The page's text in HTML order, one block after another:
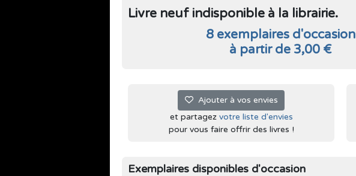
Livre neuf indisponible à la librairie.
8 exemplaires d'occasion
à partir de 3,00 €
Ajouter à vos envies
et partagez votre liste d'envies
pour vous faire offrir des livres !
Exemplaires disponibles d'occasion